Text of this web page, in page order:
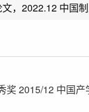
，2022.12 中国
奖 2015/12 中国